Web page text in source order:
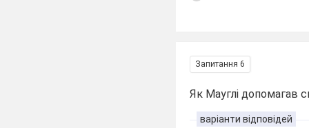
Запитання 6
Як Мауглі допомагав
варіанти відповідей